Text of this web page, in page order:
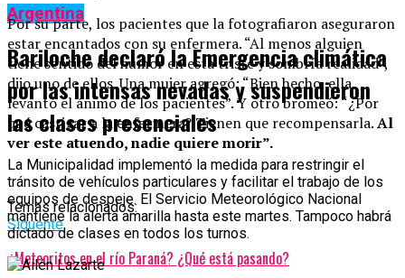
Por su parte, los pacientes que la fotografiaron aseguraron
estar encantados con su enfermera. “Al menos alguien
tiene sentido del humor en esta triste y sombría realidad”,
dijo uno de ellos. Una mujer agregó: “Bien hecho, ella
levantó el ánimo de los pacientes”. Y otro bromeó: “¿Por
qué castigar a la enfermera? Tienen que recompensarla.Al
ver este atuendo, nadie quiere morir”.
Temas relacionados:
Siguente
¿Meteoritos en el río Paraná? ¿Qué está pasando?
Argentina
Bariloche declaró la Emergencia climática
por las intensas nevadas y suspendieron
las clases presenciales
La Municipalidad implementó la medida para restringir el
tránsito de vehículos particulares y facilitar el trabajo de los
equipos de despeje. El Servicio Meteorológico Nacional
mantiene la alerta amarilla hasta este martes. Tampoco habrá
dictado de clases en todos los turnos.